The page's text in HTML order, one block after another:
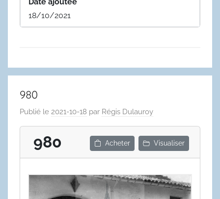
18/10/2021
980
Publié le 2021-10-18 par Régis Dulauroy
980 Acheter Visualiser